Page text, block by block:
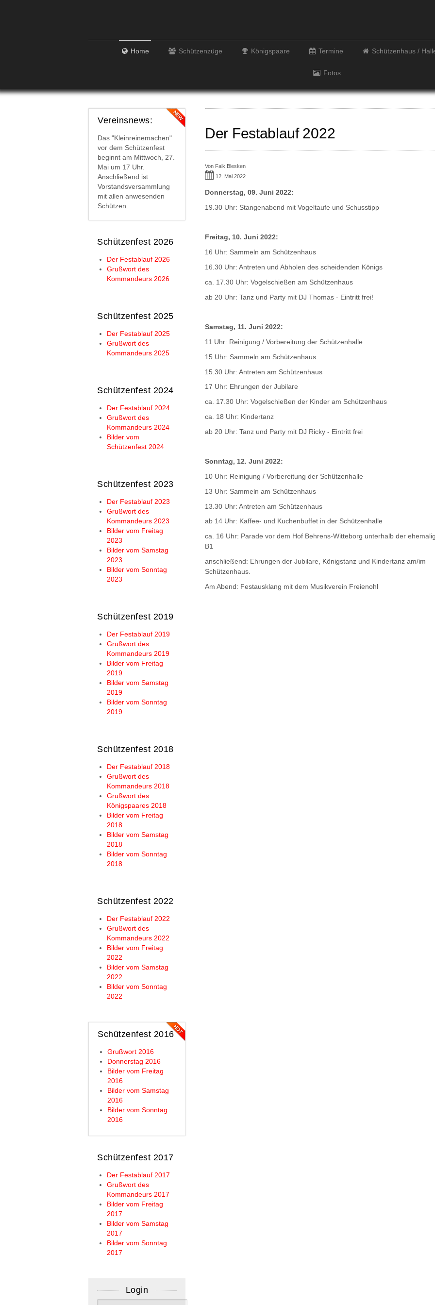
Home Schützenzüge Königspaare Termine Schützenhaus /
Fotos
Vereinsnews:
Das "Kleinreinemachen"
vor dem Schützenfest
beginnt am Mittwoch, 27.
Mai um 17 Uhr.
Anschließend ist
Vorstandsversammlung
mit allen anwesenden
Schützen.
Schützenfest 2026
Der Festablauf 2026
Grußwort des
Kommandeurs 2026
Schützenfest 2025
Der Festablauf 2025
Grußwort des
Kommandeurs 2025
Schützenfest 2024
Der Festablauf 2024
Grußwort des
Kommandeurs 2024
Bilder vom
Schützenfest 2024
Schützenfest 2023
Der Festablauf 2023
Grußwort des
Kommandeurs 2023
Bilder vom Freitag
2023
Bilder vom Samstag
2023
Bilder vom Sonntag
2023
Schützenfest 2019
Der Festablauf 2019
Grußwort des
Kommandeurs 2019
Bilder vom Freitag
2019
Bilder vom Samstag
2019
Bilder vom Sonntag
2019
Schützenfest 2018
Der Festablauf 2018
Grußwort des
Kommandeurs 2018
Grußwort des
Königspaares 2018
Bilder vom Freitag
2018
Bilder vom Samstag
2018
Bilder vom Sonntag
2018
Schützenfest 2022
Der Festablauf 2022
Grußwort des
Kommandeurs 2022
Bilder vom Freitag
2022
Bilder vom Samstag
2022
Bilder vom Sonntag
2022
Schützenfest 2016
Grußwort 2016
Donnerstag 2016
Bilder vom Freitag
2016
Bilder vom Samstag
2016
Bilder vom Sonntag
2016
Schützenfest 2017
Der Festablauf 2017
Grußwort des
Kommandeurs 2017
Bilder vom Freitag
2017
Bilder vom Samstag
2017
Bilder vom Sonntag
2017
Login
Der Festablauf 2022
Von Falk Blesken
12. Mai 2022
Donnerstag, 09. Juni 2022:
19.30 Uhr: Stangenabend mit Vogeltaufe und Schusstipp
Freitag, 10. Juni 2022:
16 Uhr: Sammeln am Schützenhaus
16.30 Uhr: Antreten und Abholen des scheidenden Königs
ca. 17.30 Uhr: Vogelschießen am Schützenhaus
ab 20 Uhr: Tanz und Party mit DJ Thomas - Eintritt frei!
Samstag, 11. Juni 2022:
11 Uhr: Reinigung / Vorbereitung der Schützenhalle
15 Uhr: Sammeln am Schützenhaus
15.30 Uhr: Antreten am Schützenhaus
17 Uhr: Ehrungen der Jubilare
ca. 17.30 Uhr: Vogelschießen der Kinder am Schützenhaus
ca. 18 Uhr: Kindertanz
ab 20 Uhr: Tanz und Party mit DJ Ricky - Eintritt frei
Sonntag, 12. Juni 2022:
10 Uhr: Reinigung / Vorbereitung der Schützenhalle
13 Uhr: Sammeln am Schützenhaus
13.30 Uhr: Antreten am Schützenhaus
ab 14 Uhr: Kaffee- und Kuchenbuffet in der Schützenhalle
ca. 16 Uhr: Parade vor dem Hof Behrens-Witteborg unterhalb der
B1
anschließend: Ehrungen der Jubilare, Königstanz und Kindertanz am/im
Schützenhaus.
Am Abend: Festausklang mit dem Musikverein Freienohl